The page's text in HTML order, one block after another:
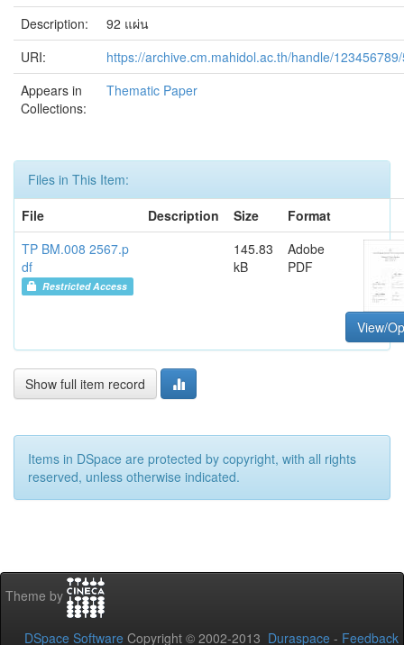
Description:
92 แผ่น
URI:
https://archive.cm.mahidol.ac.th/handle/
Appears in
Collections:
Thematic Paper
Files in This Item:
File
Description Size
Format
TP BM.008 2567.p
df
Restricted Access
145.83
kB
Adobe
PDF
View/
Show full item record
Items in DSpace are protected by copyright, with all rights
reserved, unless otherwise indicated.
Theme by
DSpace Software Copyright © 2002-2013 Duraspace - Feedback